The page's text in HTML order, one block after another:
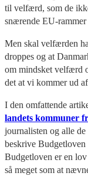
til velfærd, som de
snærende EU-rammer
Men skal velfærden
droppes og at
om mindsket velfærd
det at vi kommer ud
I den omfattende
landets kommuner
journalisten og alle
beskrive Budgetloven
Budgetloven er en
så meget som at